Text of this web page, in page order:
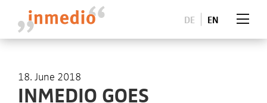
DE EN
18. June 2018
INMEDIO GOES